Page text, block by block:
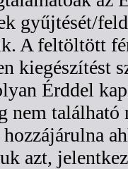
gyűjtését/
A feltöltött
kiegészítést
Érddel
nem található
azt,